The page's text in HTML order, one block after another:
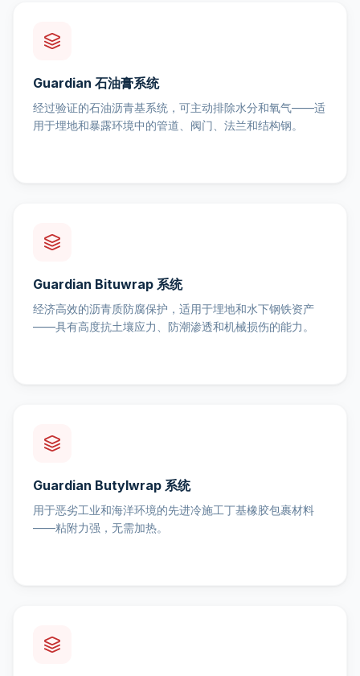
Guardian 石油膏系统
经过验证的石油沥青基系统，可主动排除水分和氧气——适
用于埋地和暴露环境中的管道、阀门、法兰和结构钢。
Guardian Bituwrap 系统
经济高效的沥青质防腐保护，适用于埋地和水下钢铁资产
——具有高度抗土壤应力、防潮渗透和机械损伤的能力。
Guardian Butylwrap 系统
用于恶劣工业和海洋环境的先进冷施工丁基橡胶包裹材料
——粘附力强，无需加热。